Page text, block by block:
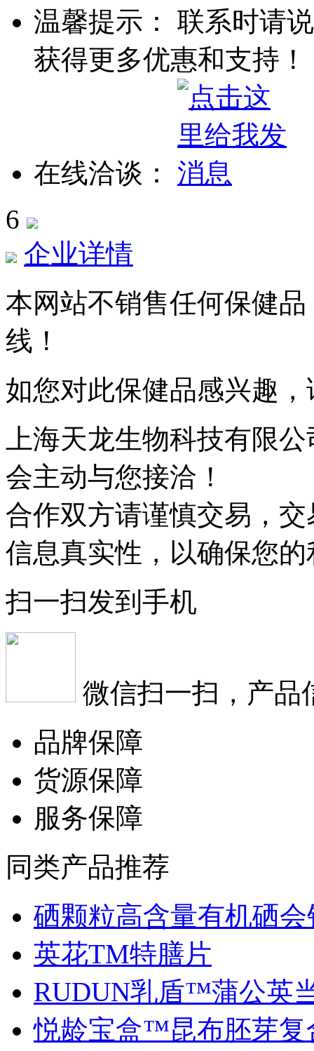
温馨提示： 联系时请
获得更多优惠和支持！
在线洽谈：
6
企业详情
本网站不销售任何保健
线！
如您对此保健品感兴趣
上海天龙生物科技有限公
会主动与您接洽！
合作双方请谨慎交易，
信息真实性，以确保您
扫一扫发到手机
微信扫一扫，产品
品牌保障
货源保障
服务保障
同类产品推荐
硒颗粒高含量有机硒会
英花TM特膳片
RUDUN乳盾™蒲公英
悦龄宝盒™昆布胚芽复